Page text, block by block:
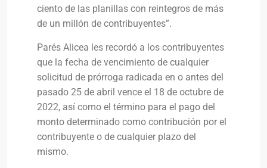
ciento de las planillas con reintegros de más
de un millón de contribuyentes”.
Parés Alicea les recordó a los contribuyentes
que la fecha de vencimiento de cualquier
solicitud de prórroga radicada en o antes del
pasado 25 de abril vence el 18 de octubre de
2022, así como el término para el pago del
monto determinado como contribución por el
contribuyente o de cualquier plazo del
mismo.